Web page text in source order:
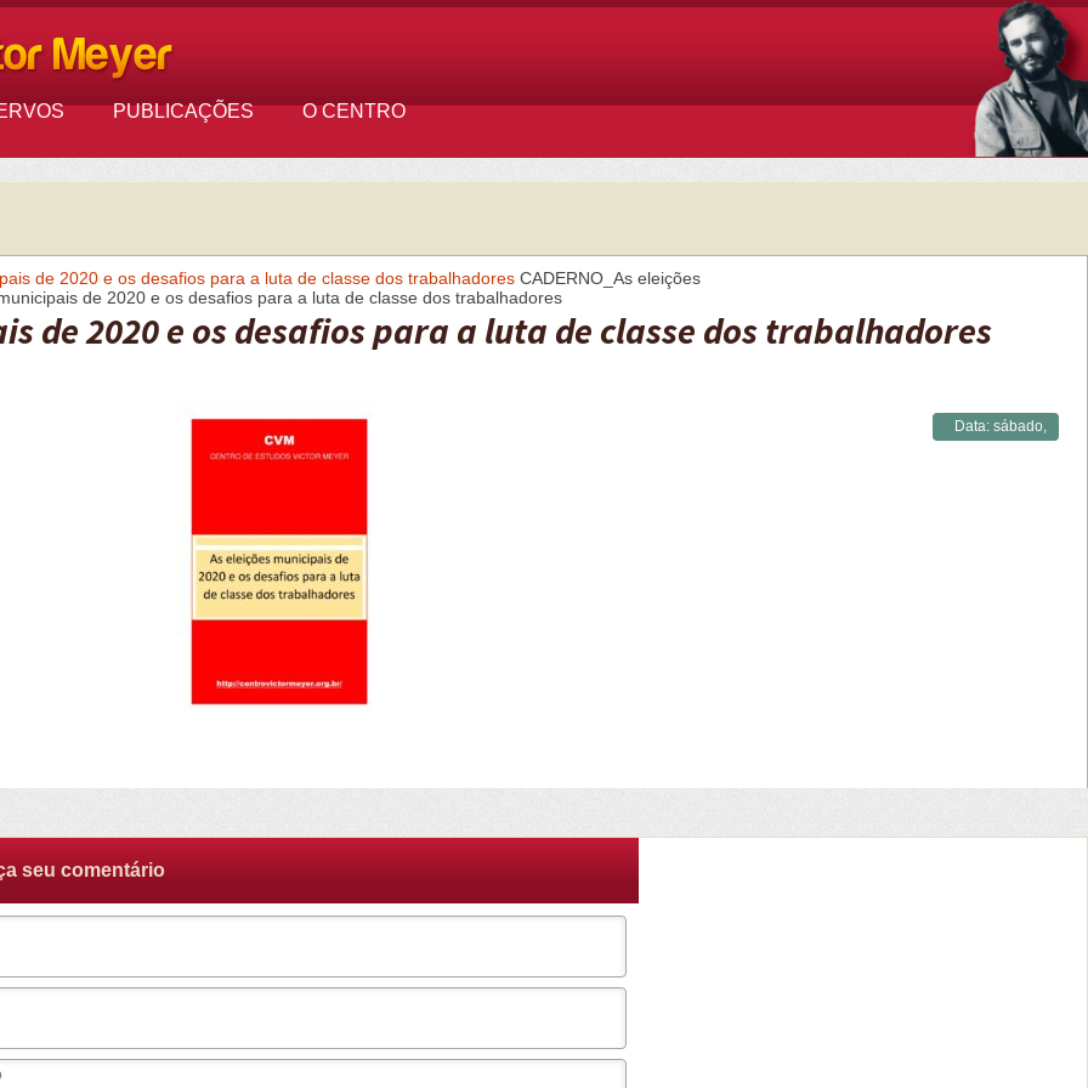
PUBLICAÇÕES O CENTRO
de 2020 e os desafios para a luta de classe dos trabalhadores CADERNO_As eleições
de 2020 e os desafios para a luta de classe dos trabalhadores
de 2020 e os desafios para a luta de classe dos trabalhadores
Data: sábado,
seu comentário